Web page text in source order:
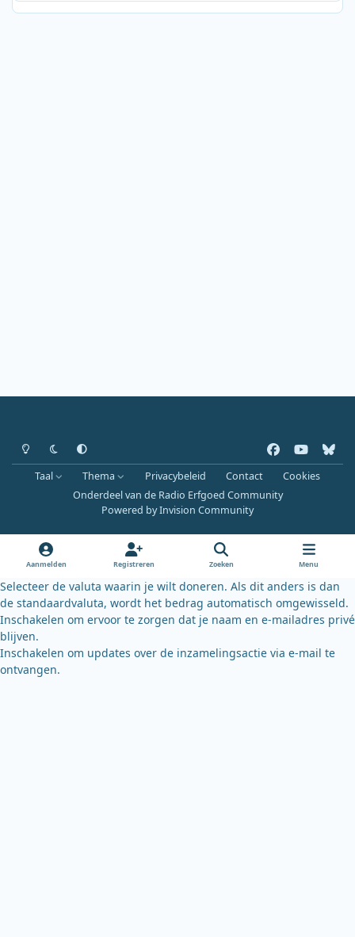
Heldere modus
Donkere modus
Systeemvoorkeur
a
c
e
o
k
o
u
b
b
l
u
k
y
Taal Thema Privacybeleid Contact
Cookies
Onderdeel van de Radio Erfgoed Community
Powered byInvision Community
Aanmelden Registreren Zoeken Menu
Selecteer de valuta waarin je wilt doneren. Als dit anders is dan
de standaardvaluta, wordt het bedrag automatisch omgewisseld.
Inschakelen om ervoor te zorgen dat je naam en e-mailadres privé
blijven.
Inschakelen om updates over de inzamelingsactie via e-mail te
ontvangen.